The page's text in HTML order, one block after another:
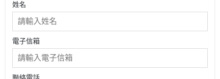
姓名
電子信箱